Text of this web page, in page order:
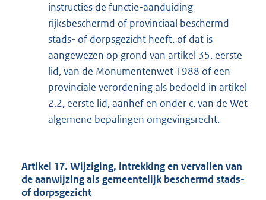
instructies de functie-aanduiding
rijksbeschermd of provinciaal beschermd
stads- of dorpsgezicht heeft, of dat is
aangewezen op grond van artikel 35, eerste
lid, van de Monumentenwet 1988 of een
provinciale verordening als bedoeld in artikel
2.2, eerste lid, aanhef en onder c, van de Wet
algemene bepalingen omgevingsrecht.
Artikel 17. Wijziging, intrekking en vervallen van
de aanwijzing als gemeentelijk beschermd stads-
of dorpsgezicht